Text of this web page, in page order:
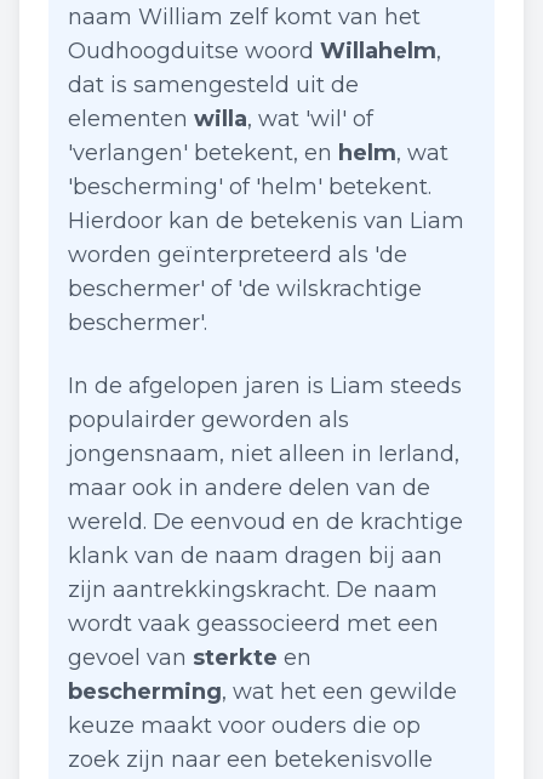
naam William zelf komt van het
Oudhoogduitse woord Willahelm,
dat is samengesteld uit de
elementen willa, wat 'wil' of
'verlangen' betekent, en helm, wat
'bescherming' of 'helm' betekent.
Hierdoor kan de betekenis van Liam
worden geïnterpreteerd als 'de
beschermer' of 'de wilskrachtige
beschermer'.
In de afgelopen jaren is Liam steeds
populairder geworden als
jongensnaam, niet alleen in Ierland,
maar ook in andere delen van de
wereld. De eenvoud en de krachtige
klank van de naam dragen bij aan
zijn aantrekkingskracht. De naam
wordt vaak geassocieerd met een
gevoel van sterkte en
bescherming, wat het een gewilde
keuze maakt voor ouders die op
zoek zijn naar een betekenisvolle